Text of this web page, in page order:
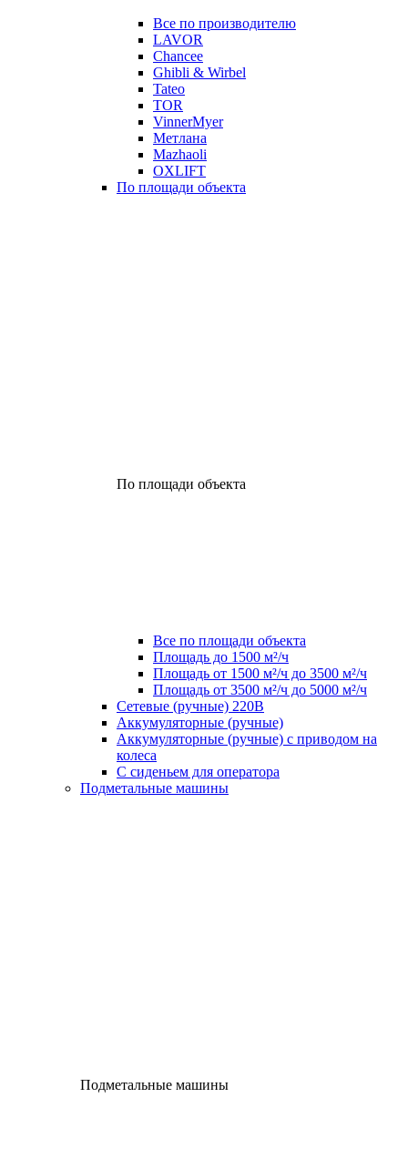
Все по производителю
LAVOR
Chancee
Ghibli & Wirbel
Tateo
TOR
VinnerMyer
Метлана
Mazhaoli
OXLIFT
По площади объекта
По площади объекта
Все по площади объекта
Площадь до 1500 м²/ч
Площадь от 1500 м²/ч до 3500 м²/ч
Площадь от 3500 м²/ч до 5000 м²/ч
Сетевые (ручные) 220В
Аккумуляторные (ручные)
Аккумуляторные (ручные) с приводом на
колеса
С сиденьем для оператора
Подметальные машины
Подметальные машины